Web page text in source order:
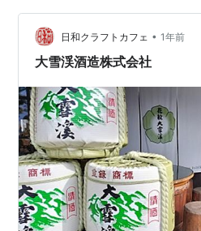
らを飲んでみると、舌触りは滑
す。また、口に含んだ白老春の
り、特別純米酒ならではの香り
日和クラフトカフェ • 1年前
大雪渓酒造株式会社